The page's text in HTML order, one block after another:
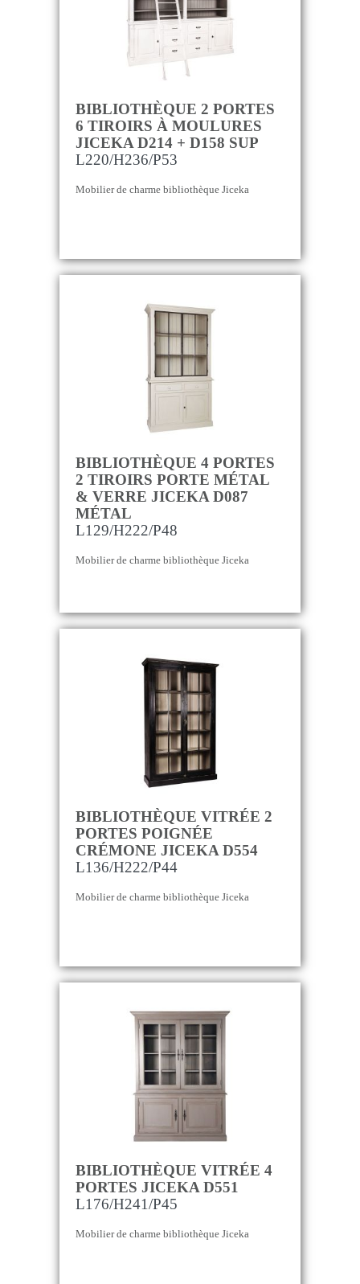
BIBLIOTHÈQUE 2 PORTES
6 TIROIRS À MOULURES
JICEKA D214 + D158 SUP
L220/H236/P53
Mobilier de charme bibliothèque Jiceka
BIBLIOTHÈQUE 4 PORTES
2 TIROIRS PORTE MÉTAL
& VERRE JICEKA D087
MÉTAL
L129/H222/P48
Mobilier de charme bibliothèque Jiceka
BIBLIOTHÈQUE VITRÉE 2
PORTES POIGNÉE
CRÉMONE JICEKA D554
L136/H222/P44
Mobilier de charme bibliothèque Jiceka
BIBLIOTHÈQUE VITRÉE 4
PORTES JICEKA D551
L176/H241/P45
Mobilier de charme bibliothèque Jiceka